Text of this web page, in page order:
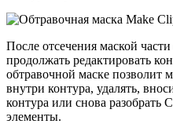
После отсечения маской
продолжать редактировать
обтравочной маске позволит
внутри контура, удалять,
контура или снова разобрать
элементы.